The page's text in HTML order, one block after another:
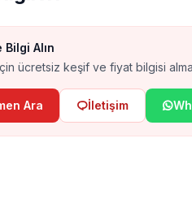
Ajax EN54 Kablosuz
Alın
ücretsiz keşif ve fiyat bilgisi
Ara İletişim